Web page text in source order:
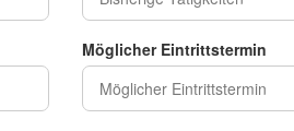
Möglicher Eintrittstermin